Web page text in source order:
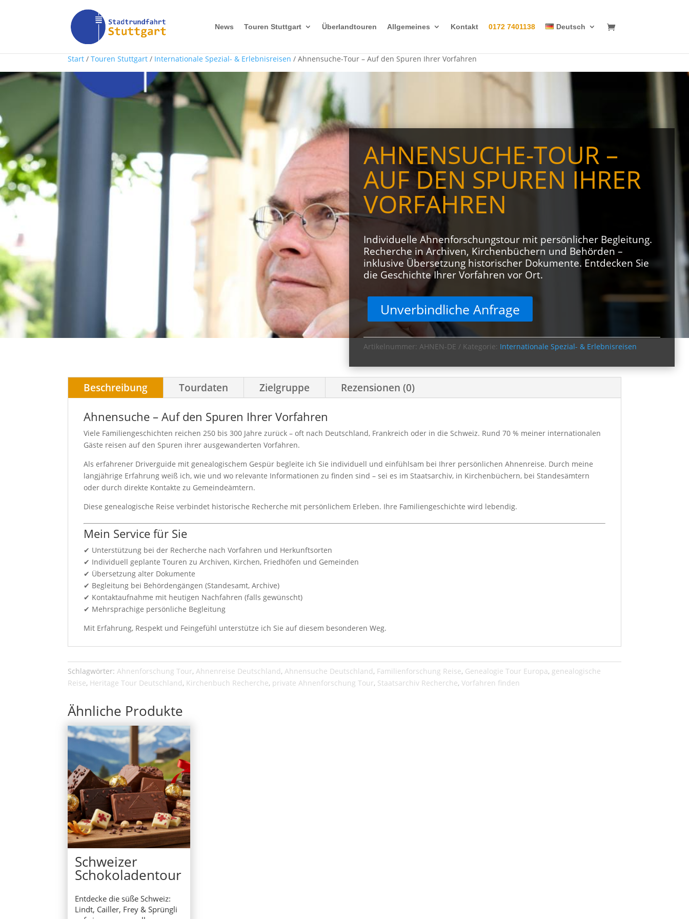
News Touren Stuttgart Überlandtouren Allgemeines Kontakt 0172 7401138 Deutsch
Start / Touren Stuttgart / Internationale Spezial- & Erlebnisreisen / Ahnensuche-Tour – Auf den Spuren Ihrer Vorfahren
AHNENSUCHE-TOUR –
AUF DEN SPUREN IHRER
VORFAHREN
Individuelle Ahnenforschungstour mit persönlicher Begleitung.
Recherche in Archiven, Kirchenbüchern und Behörden –
inklusive Übersetzung historischer Dokumente. Entdecken Sie
die Geschichte Ihrer Vorfahren vor Ort.
Unverbindliche Anfrage
Artikelnummer: AHNEN-DE Kategorie: Internationale Spezial- & Erlebnisreisen
Beschreibung Tourdaten Zielgruppe Rezensionen (0)
Ahnensuche – Auf den Spuren Ihrer Vorfahren
Viele Familiengeschichten reichen 250 bis 300 Jahre zurück – oft nach Deutschland, Frankreich oder in die Schweiz. Rund 70 % meiner internationalen
Gäste reisen auf den Spuren ihrer ausgewanderten Vorfahren.
Als erfahrener Driverguide mit genealogischem Gespür begleite ich Sie individuell und einfühlsam bei Ihrer persönlichen Ahnenreise. Durch meine
langjährige Erfahrung weiß ich, wie und wo relevante Informationen zu finden sind – sei es im Staatsarchiv, in Kirchenbüchern, bei Standesämtern
oder durch direkte Kontakte zu Gemeindeämtern.
Diese genealogische Reise verbindet historische Recherche mit persönlichem Erleben. Ihre Familiengeschichte wird lebendig.
Mein Service für Sie
✔ Unterstützung bei der Recherche nach Vorfahren und Herkunftsorten
✔ Individuell geplante Touren zu Archiven, Kirchen, Friedhöfen und Gemeinden
✔ Übersetzung alter Dokumente
✔ Begleitung bei Behördengängen (Standesamt, Archive)
✔ Kontaktaufnahme mit heutigen Nachfahren (falls gewünscht)
✔ Mehrsprachige persönliche Begleitung
Mit Erfahrung, Respekt und Feingefühl unterstütze ich Sie auf diesem besonderen Weg.
Schlagwörter: Ahnenforschung Tour, Ahnenreise Deutschland, Ahnensuche Deutschland, Familienforschung Reise, Genealogie Tour Europa, genealogische
Reise, Heritage Tour Deutschland, Kirchenbuch Recherche, private Ahnenforschung Tour, Staatsarchiv Recherche, Vorfahren finden
Ähnliche Produkte
Schweizer
Schokoladentour
Entdecke die süße Schweiz:
Lindt, Cailler, Frey & Sprüngli